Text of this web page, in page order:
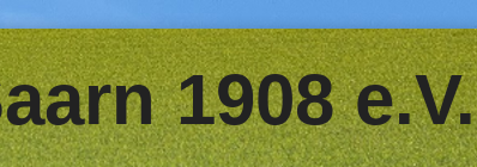
1908 e.V.